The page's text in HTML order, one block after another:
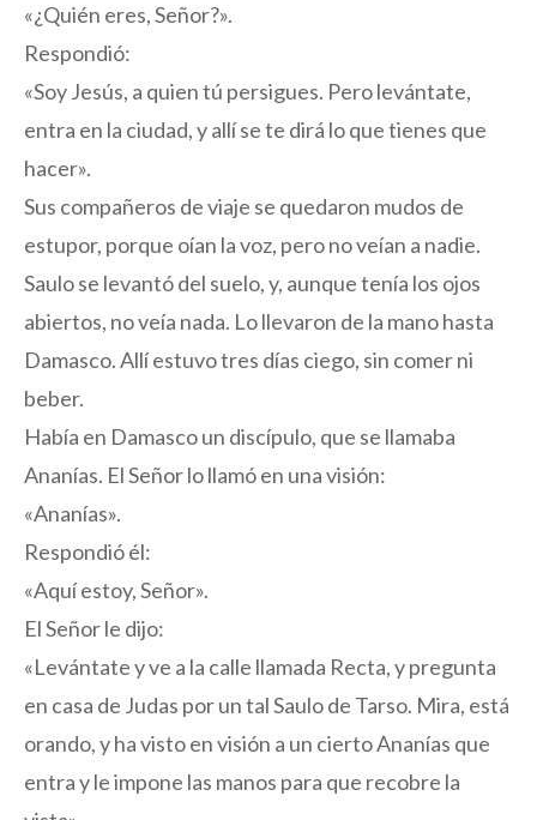
«¿Quién eres, Señor?».
Respondió:
«Soy Jesús, a quien tú persigues. Pero levántate,
entra en la ciudad, y allí se te dirá lo que tienes que
hacer».
Sus compañeros de viaje se quedaron mudos de
estupor, porque oían la voz, pero no veían a nadie.
Saulo se levantó del suelo, y, aunque tenía los ojos
abiertos, no veía nada. Lo llevaron de la mano hasta
Damasco. Allí estuvo tres días ciego, sin comer ni
beber.
Había en Damasco un discípulo, que se llamaba
Ananías. El Señor lo llamó en una visión:
«Ananías».
Respondió él:
«Aquí estoy, Señor».
El Señor le dijo:
«Levántate y ve a la calle llamada Recta, y pregunta
en casa de Judas por un tal Saulo de Tarso. Mira, está
orando, y ha visto en visión a un cierto Ananías que
entra y le impone las manos para que recobre la